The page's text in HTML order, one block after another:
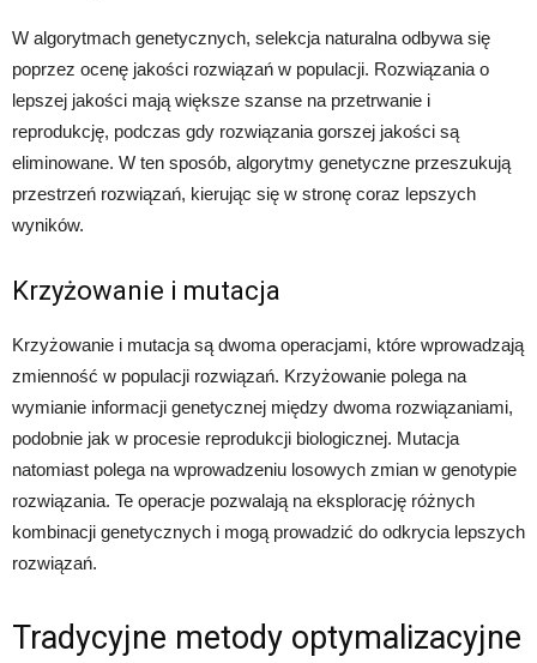
W algorytmach genetycznych, selekcja naturalna odbywa się
poprzez ocenę jakości rozwiązań w populacji. Rozwiązania o
lepszej jakości mają większe szanse na przetrwanie i
reprodukcję, podczas gdy rozwiązania gorszej jakości są
eliminowane. W ten sposób, algorytmy genetyczne przeszukują
przestrzeń rozwiązań, kierując się w stronę coraz lepszych
wyników.
Krzyżowanie i mutacja
Krzyżowanie i mutacja są dwoma operacjami, które wprowadzają
zmienność w populacji rozwiązań. Krzyżowanie polega na
wymianie informacji genetycznej między dwoma rozwiązaniami,
podobnie jak w procesie reprodukcji biologicznej. Mutacja
natomiast polega na wprowadzeniu losowych zmian w genotypie
rozwiązania. Te operacje pozwalają na eksplorację różnych
kombinacji genetycznych i mogą prowadzić do odkrycia lepszych
rozwiązań.
Tradycyjne metody optymalizacyjne